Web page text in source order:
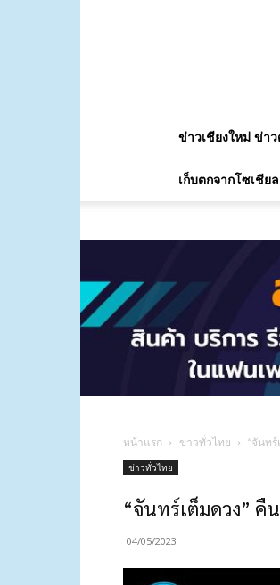
ข่าวเชียงใหม่ ข่า
เก็บตกจากโซเชียล
หน้าแรก ข่าวทั่วไทย “จันท
ข่าวทั่วไทย
“จันทร์เต็มดวง” คื
04/05/2023